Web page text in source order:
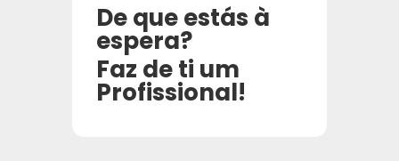
De que estás à
espera?
Faz de ti um
Profissional!